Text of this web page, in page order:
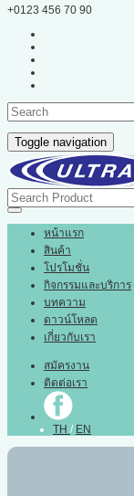
+0123 456 70 90
Toggle navigation
หน้าแรก
สินค้า
โปรโมชั่น
กิจกรรมและบริการ
บทความ
ดาวน์โหลด
เกี่ยวกับเรา
สมัครงาน
ติดต่อเรา
TH / EN